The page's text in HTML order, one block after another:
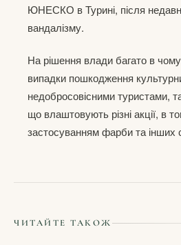
ЮНЕСКО в Турині, після
вандалізму.
На рішення влади багато в
випадки пошкодження
недобросовісними туристами,
що влаштовують різні акції, в
застосуванням фарби та інших
ЧИТАЙТЕ ТАКОЖ